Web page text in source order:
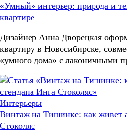
«Умный» интерьер: природа и
квартире
Дизайнер Анна Дворецкая
квартиру в Новосибирске,
«умного дома» с лаконичными
Интерьеры
Винтаж на Тишинке: как живет
Стоколяс